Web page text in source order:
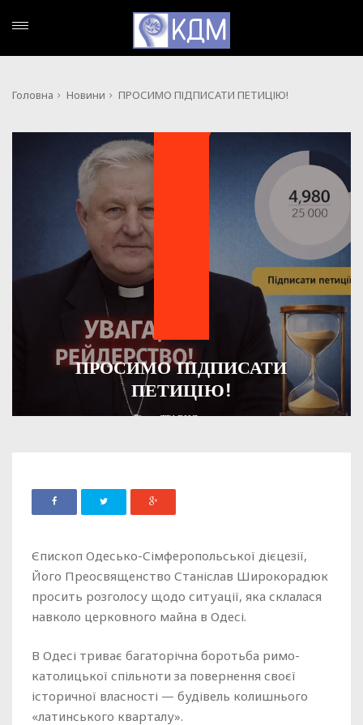
Головна Новини ПРОСИМО ПІДПИСАТИ ПЕТИЦІЮ!
ПРОСИМО ПІДПИСАТИ
ПЕТИЦІЮ!
ADMIN 19 ТРАВНЯ, 2026 513
Єпископ Одесько-Сімферопольської дієцезії,
Його Преосвященство Станіслав Широкорадюк
просить розголосу щодо ситуації, яка склалася
навколо церковного майна в Одесі.
В Одесі триває багаторічна боротьба римо-
католицької спільноти за повернення своєї
історичної власності — будівель колишнього
«латинського кварталу».